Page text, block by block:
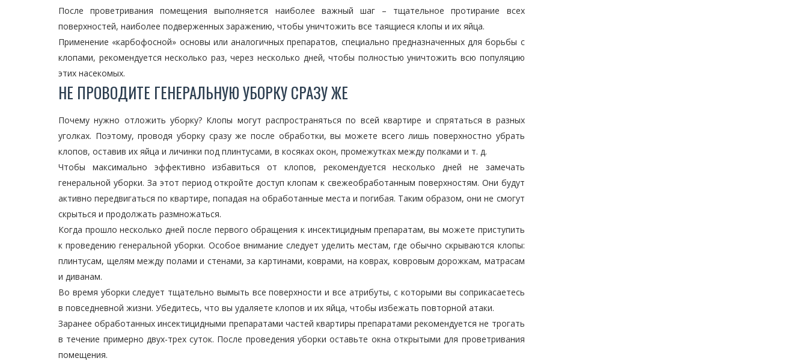
После проветривания помещения выполняется наиболее важный шаг – тщательное протирание всех
поверхностей, наиболее подверженных заражению, чтобы уничтожить все таящиеся клопы и их яйца.
Применение «карбофосной» основы или аналогичных препаратов, специально предназначенных для борьбы с
клопами, рекомендуется несколько раз, через несколько дней, чтобы полностью уничтожить всю популяцию
этих насекомых.
НЕ ПРОВОДИТЕ ГЕНЕРАЛЬНУЮ УБОРКУ СРАЗУ ЖЕ
Почему нужно отложить уборку? Клопы могут распространяться по всей квартире и спрятаться в разных
уголках. Поэтому, проводя уборку сразу же после обработки, вы можете всего лишь поверхностно убрать
клопов, оставив их яйца и личинки под плинтусами, в косяках окон, промежутках между полками и т. д.
Чтобы максимально эффективно избавиться от клопов, рекомендуется несколько дней не замечать
генеральной уборки. За этот период откройте доступ клопам к свежеобработанным поверхностям. Они будут
активно передвигаться по квартире, попадая на обработанные места и погибая. Таким образом, они не смогут
скрыться и продолжать размножаться.
Когда прошло несколько дней после первого обращения к инсектицидным препаратам, вы можете приступить
к проведению генеральной уборки. Особое внимание следует уделить местам, где обычно скрываются клопы:
плинтусам, щелям между полами и стенами, за картинами, коврами, на коврах, ковровым дорожкам, матрасам
и диванам.
Во время уборки следует тщательно вымыть все поверхности и все атрибуты, с которыми вы соприкасаетесь
в повседневной жизни. Убедитесь, что вы удаляете клопов и их яйца, чтобы избежать повторной атаки.
Заранее обработанных инсектицидными препаратами частей квартиры препаратами рекомендуется не трогать
в течение примерно двух-трех суток. После проведения уборки оставьте окна открытыми для проветривания
помещения.